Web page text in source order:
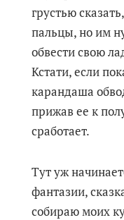
грустью
пальцы, но им
обвести свою
Кстати, если
карандаша
прижав ее к
сработает.
Тут уж
фантазии,
собираю моих